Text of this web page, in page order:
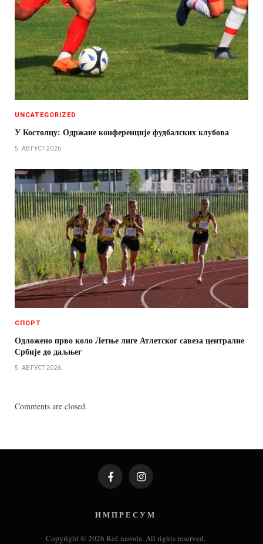
UNCATEGORIZED
У Костолцу: Одржане конференције фудбалских клубова
5. АВГУСТ 2026.
СПОРТ
Одложено прво коло Летње лиге Атлетског савеза централне
Србије до даљњег
5. АВГУСТ 2026.
Comments are closed.
FacebookInstagram
И М П Р Е С У М
Copyright © 2026 Reč naroda. All rights reserved.